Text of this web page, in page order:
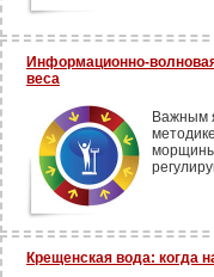
Информационно-
веса
Важным
Крещенская вода: когда